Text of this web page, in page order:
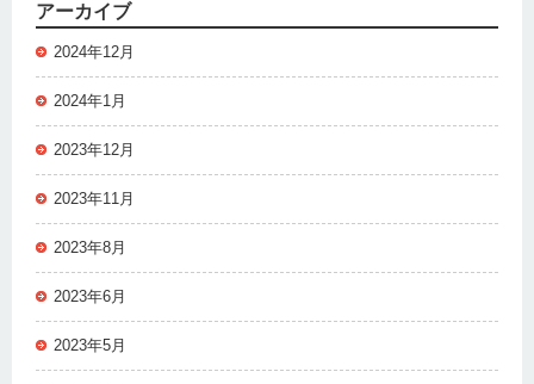
アーカイブ
2024年12月
2024年1月
2023年12月
2023年11月
2023年8月
2023年6月
2023年5月